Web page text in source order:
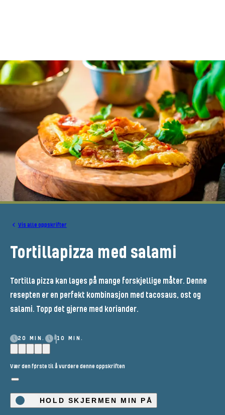
Vis alle oppskrifter
Tortillapizza med salami
Tortilla pizza kan lages på mange forskjellige måter. Denne
resepten er en perfekt kombinasjon med tacosaus, ost og
salami. Topp det gjerne med koriander.
20 MIN. 10 MIN.
Vær den første til å vurdere denne oppskriften
HOLD SKJERMEN MIN PÅ